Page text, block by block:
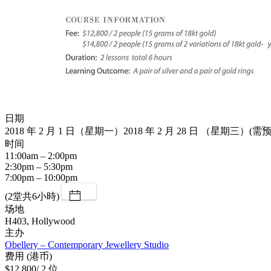
日期
2018 年 2 月 1 日（星期一）2018 年 2 月 28 日 （星期三）(需
时间
11:00am – 2:00pm
2:30pm – 5:30pm
7:00pm – 10:00pm
(2堂共6小時)
场地
H403, Hollywood
主办
Obellery – Contemporary Jewellery Studio
费用 (港币)